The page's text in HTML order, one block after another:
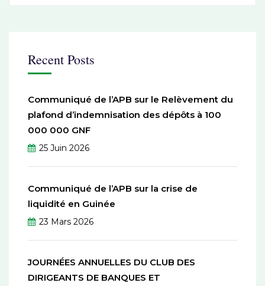
Recent Posts
Communiqué de l’APB sur le Relèvement du
plafond d’indemnisation des dépôts à 100
000 000 GNF
25 Juin 2026
Communiqué de l’APB sur la crise de
liquidité en Guinée
23 Mars 2026
JOURNÉES ANNUELLES DU CLUB DES
DIRIGEANTS DE BANQUES ET